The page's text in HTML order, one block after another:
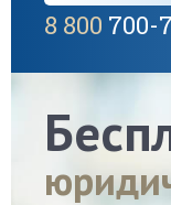
8 800 700-